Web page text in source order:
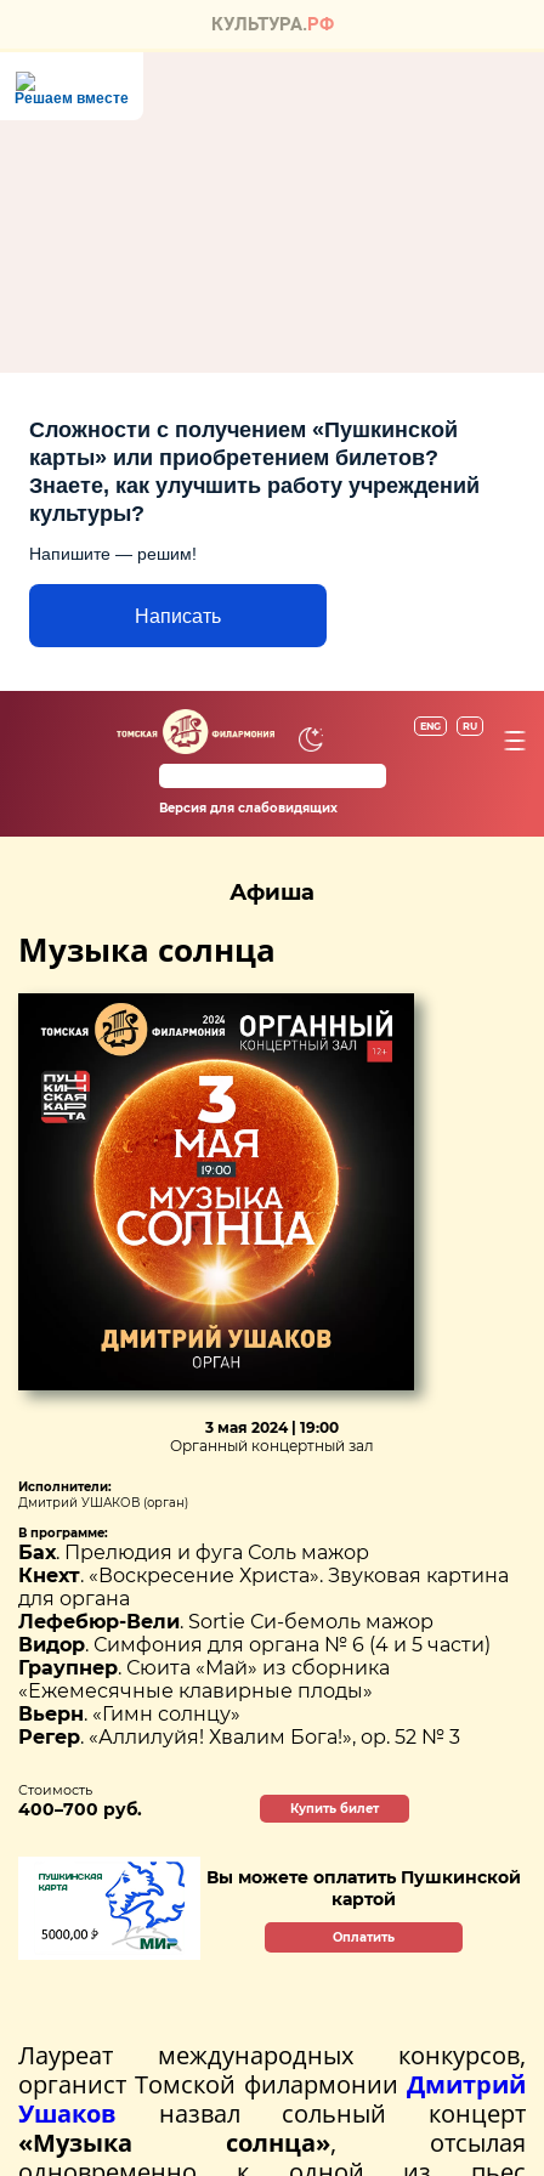
Решаем вместе
Сложности с получением «Пушкинской
карты» или приобретением билетов?
Знаете, как улучшить работу учреждений
культуры?
Напишите — решим!
Написать
ENG RU
Версия для слабовидящих
Афиша
Музыка солнца
3 мая 2024 | 19:00
Органный концертный зал
Исполнители:
Дмитрий УШАКОВ (орган)
В программе:
Бах. Прелюдия и фуга Соль мажор
Кнехт. «Воскресение Христа». Звуковая картина
для органа
Лефебюр-Вели. Sortie Си-бемоль мажор
Видор. Симфония для органа № 6 (4 и 5 части)
Граупнер. Сюита «Май» из сборника
«Ежемесячные клавирные плоды»
Вьерн. «Гимн солнцу»
Регер. «Аллилуйя! Хвалим Бога!», ор. 52 № 3
Стоимость
400–700 руб. Купить билет
Вы можете оплатить Пушкинской
картой
Оплатить
Лауреат международных конкурсов,
органист Томской филармонии Дмитрий
Ушаков назвал сольный концерт
«Музыка солнца», отсылая